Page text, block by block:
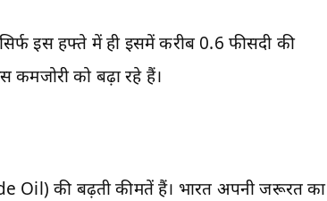
इस हफ्ते में ही इसमें करीब 0.6 फीसदी की
कमजोरी को बढ़ा रहे हैं।
Oil) की बढ़ती कीमतें हैं। भारत अपनी जरूरत का